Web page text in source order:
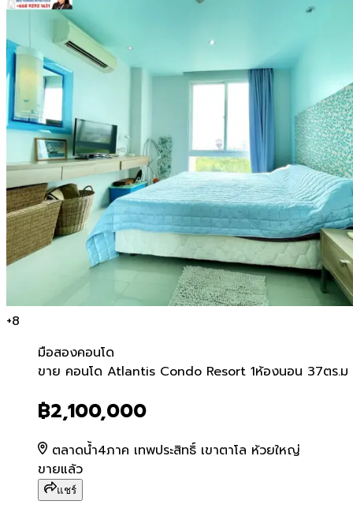
+8
มือสองคอนโด
ขาย คอนโด Atlantis
ขาย คอนโด Atlantis Condo Resort 1ห้องนอน 37ตร
฿2,100,000
ตลาดน้ำ4ภาค เทพประสิทธิ์ เขาตาโล ห้วยใหญ่
ขายแล้ว
แชร์